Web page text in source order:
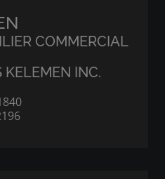
COMMERCIAL
KELEMEN INC.